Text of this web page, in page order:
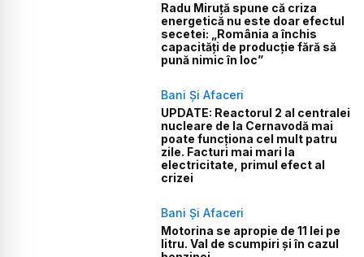
Radu Miruță spune că criza
energetică nu este doar efectul
secetei: „România a închis
capacități de producție fără să
pună nimic în loc”
Bani Și Afaceri
UPDATE: Reactorul 2 al centralei
nucleare de la Cernavodă mai
poate funcționa cel mult patru
zile. Facturi mai mari la
electricitate, primul efect al
crizei
Bani Și Afaceri
Motorina se apropie de 11 lei pe
litru. Val de scumpiri și în cazul